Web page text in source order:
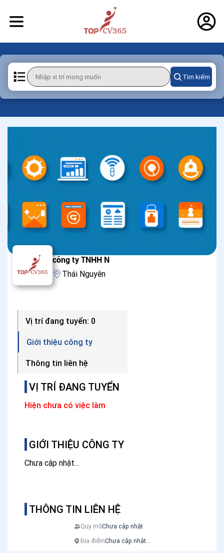
Tìm kiếm
công ty TNHH N
Thái Nguyên
VỊ TRÍ ĐANG TUYỂN
Hiện chưa có việc làm
GIỚI THIỆU CÔNG TY
Chưa cập nhật...
THÔNG TIN LIÊN HỆ
Quy môChưa cập nhật
Địa điểmChưa cập nhật...
Vị trí đang tuyển: 0
Giới thiệu công ty
Thông tin liên hệ